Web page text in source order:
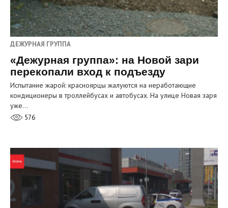
ДЕЖУРНАЯ ГРУППА
«Дежурная группа»: на Новой зари
перекопали вход к подъезду
Испытание жарой: красноярцы жалуются на неработающие
кондиционеры в троллейбусах и автобусах. На улице Новая заря
уже…
576